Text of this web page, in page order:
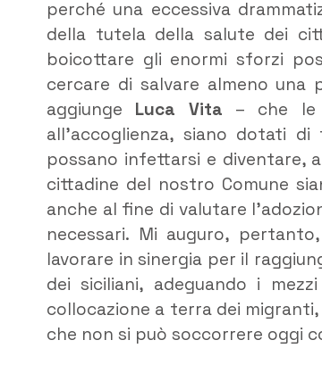
perché una eccessiva
della tutela della salute dei
boicottare gli enormi sforzi
cercare di salvare almeno
aggiunge Luca Vita – che le
all’accoglienza, siano dotati
possano infettarsi e diventare,
cittadine del nostro Comune
anche al fine di valutare
necessari. Mi auguro,
lavorare in sinergia per il
dei siciliani, adeguando i
collocazione a terra dei
che non si può soccorrere oggi